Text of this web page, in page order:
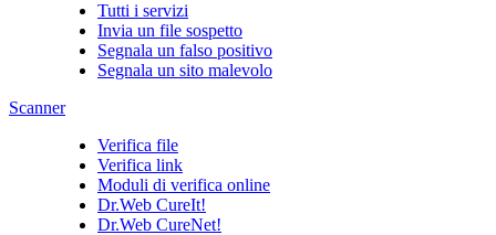
Tutti i servizi
Invia un file sospetto
Segnala un falso positivo
Segnala un sito malevolo
Scanner
Verifica file
Verifica link
Moduli di verifica online
Dr.Web CureIt!
Dr.Web CureNet!